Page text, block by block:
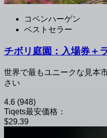
コペンハーゲン
ベストセラー
チボリ庭園：入場券＋
世界で最もユニークな見本
さい
4.6 (948)
Tiqets最安価格：
$29.39